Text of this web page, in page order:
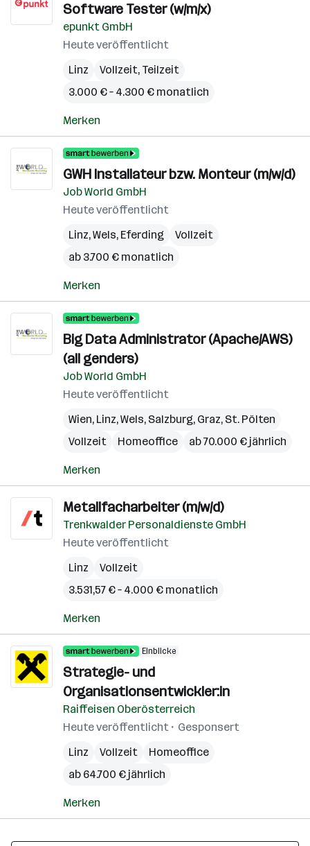
Software Tester (w/m/x)
epunkt GmbH
Heute veröffentlicht
Linz
Vollzeit, Teilzeit
3.000 € – 4.300 € monatlich
Merken
GWH Installateur bzw. Monteur (m/w/d)
Job World GmbH
Heute veröffentlicht
Linz,Wels, Eferding
Vollzeit
ab 3.700 € monatlich
Merken
Big Data Administrator (Apache/AWS)
(all genders)
Job World GmbH
Heute veröffentlicht
Wien, Linz,Wels, Salzburg, Graz, St. Pölten
Vollzeit
Homeoffice ab 70.000 € jährlich
Merken
Metallfacharbeiter (m/w/d)
Trenkwalder Personaldienste GmbH
Heute veröffentlicht
Linz
Vollzeit
3.531,57 € – 4.000 € monatlich
Merken
Einblicke
Strategie- und
Organisationsentwickler:in
Raiffeisen Oberösterreich
Heute veröffentlicht
Gesponsert
Linz
Vollzeit
Homeoffice
ab 64.700 € jährlich
Merken